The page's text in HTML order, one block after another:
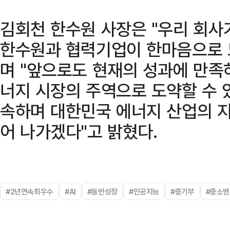
김회천 한수원 사장은 "우리 회
한수원과 협력기업이 한마음으
며 "앞으로도 현재의 성과에 만
너지 시장의 주역으로 도약할 수
속하며 대한민국 에너지 산업의
어 나가겠다"고 밝혔다.
#2년연속최우수 #AI #동반성장 #인공지능 #중기부 #중소